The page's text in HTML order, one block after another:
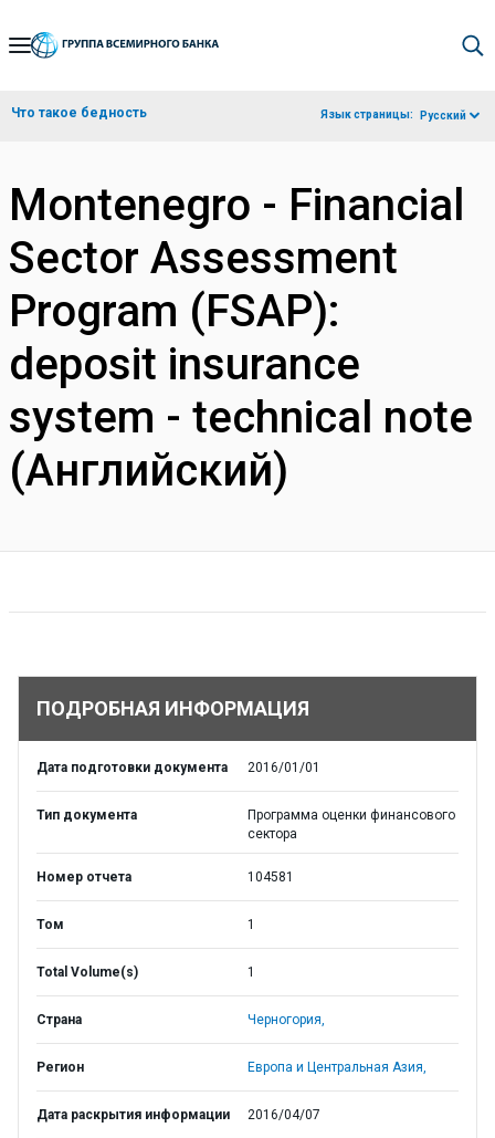
Skip
Navigation
Что такое бедность Язык страницы: Русский
Montenegro - Financial
Sector Assessment
Program (FSAP):
deposit insurance
system - technical note
(Английский)
ПОДРОБНАЯ ИНФОРМАЦИЯ
Дата подготовки документа 2016/01/01
Тип документа
Программа оценки финансового
сектора
Номер отчета 104581
Том 1
Total Volume(s) 1
Страна Черногория,
Регион Европа и Центральная Азия,
Дата раскрытия информации 2016/04/07